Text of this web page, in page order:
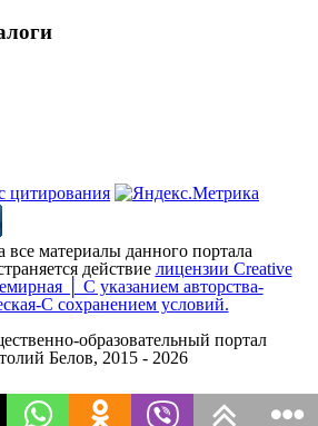
все материалы данного портала
действие лицензии Creative
│ С указанием авторства-
С сохранением условий.
образовательный портал
Белов, 2015 - 2026